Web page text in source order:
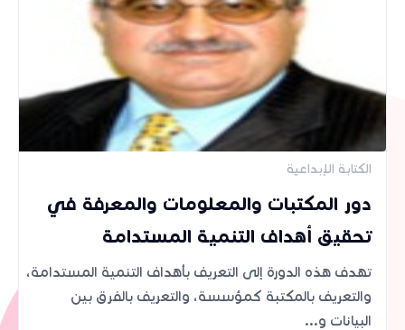
الكتابة الإبداعية
دور المكتبات والمعلومات والمعرفة في
تحقيق أهداف التنمية المستدامة
تهدف هذه الدورة إلى التعريف بأهداف التنمية المستدامة،
والتعريف بالمكتبة كمؤسسة، والتعريف بالفرق بين
البيانات و...